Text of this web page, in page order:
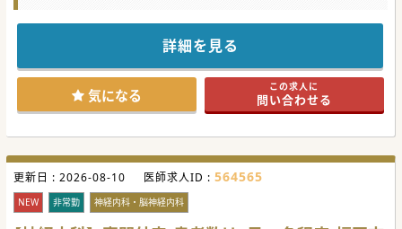
比較的重たい症例は多くはないかと思います。
少しでもご興味がございましたら、お気軽にお問合せくださ
詳細を見る
気になる この求人に
問い合わせる
更新日 : 2026-08-10 医師求人ID : 564565
NEW 非常勤 神経内科・脳神経内科